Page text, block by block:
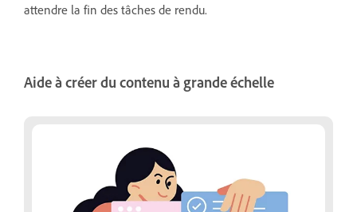
attendre la fin des tâches de rendu.
Aide à créer du contenu à grande échelle